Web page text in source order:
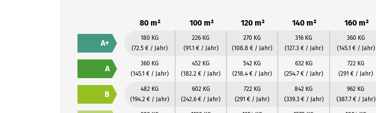
80 m² 100 m² 120 m² 140 m² 160 m²
A+
180 KG
(72.5 € / Jahr)
226 KG
(91.1 € / Jahr)
270 KG
(108.8 € / Jahr)
316 KG
(127.3 € / Jahr)
360 KG
(145.1 € / Jahr)
A
360 KG
(145.1 € / Jahr)
452 KG
(182.2 € / Jahr)
542 KG
(218.4 € / Jahr)
632 KG
(254.7 € / Jahr)
722 KG
(291 € / Jahr)
B
482 KG
(194.2 € / Jahr)
602 KG
(242.6 € / Jahr)
722 KG
(291 € / Jahr)
842 KG
(339.3 € / Jahr)
962 KG
(387.7 € / Jahr)